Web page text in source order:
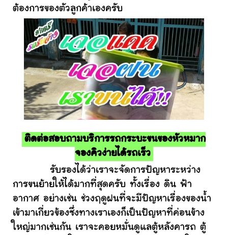
ต้องการของตัวลูกค้าเองครับ
ติดต่อสอบถามบริการรถกระบะขนของหัวหมาก
จองคิวง่ายได้รถเร็ว
รับรองได้ว่าเราจะจัดการปัญหาระหว่าง
การขนย้ายให้ได้มากที่สุดครับ ทั้งเรื่อง ดิน ฟ้า
อากาศ อย่างเช่น ช่วงฤดูฝนที่จะมีปัญหาเรื่องของน้ำ
เข้ามาเกี่ยวข้องซึ่งทางเราเองก็เป็นปัญหาที่ค่อนข้าง
ใหญ่มากเช่นกัน เราจะคอยหมั่นดูแลตู้หลังคารถ ตู้